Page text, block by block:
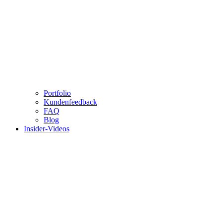
Portfolio
Kundenfeedback
FAQ
Blog
Insider-Videos